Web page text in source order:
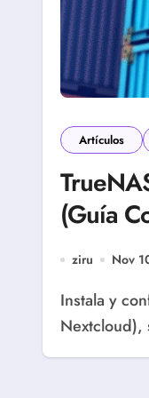
Artículos
(Guía
ziru Nov
Instala y configura TrueNAS Scale: NAS enterprise con ZFS RAID-Z2, apps Docker (Plex,
Nextcloud),